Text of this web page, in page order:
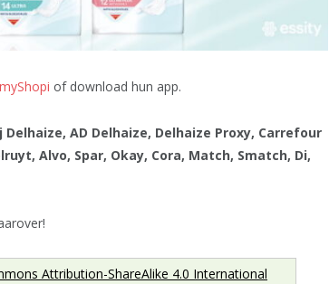
myShopi of download hun app.
AD Delhaize, Delhaize Proxy, Carrefour
Alvo, Spar, Okay, Cora, Match, Smatch, Di,
Attribution-ShareAlike 4.0 International